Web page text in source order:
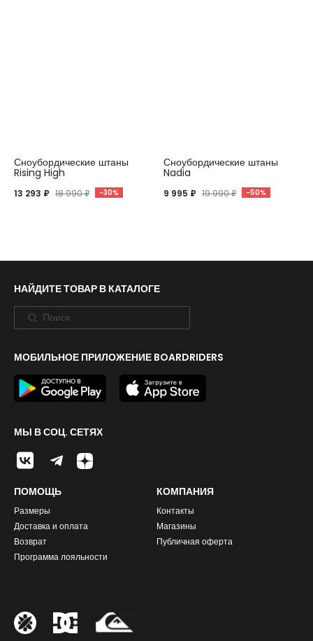
Сноубордические штаны
Rising High
13 293 ₽ 18 990 ₽ -30%
Сноубордические штаны
Nadia
9 995 ₽ 19 990 ₽ -50%
НАЙДИТЕ ТОВАР В КАТАЛОГЕ
МОБИЛЬНОЕ ПРИЛОЖЕНИЕ BOARDRIDERS
МЫ В СОЦ. СЕТЯХ
ПОМОЩЬ
Размеры
Доставка и оплата
Возврат
Программа лояльности
КОМПАНИЯ
Контакты
Магазины
Публичная оферта